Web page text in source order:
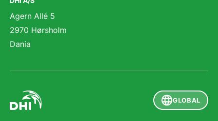
Agern Allé 5
2970 Hørsholm
Dania
GLOBAL